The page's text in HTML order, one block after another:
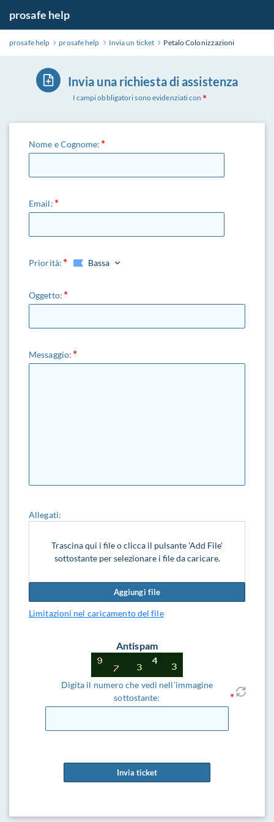
prosafe help
prosafe help prosafe help Invia un ticket Petalo Colonizzazioni
Invia una richiesta di assistenza
I campi obbligatori sono evidenziati con
Nome e Cognome:
Email:
Priorità: Bassa
Oggetto:
Messaggio:
Allegati:
Trascina qui i file o clicca il pulsante 'Add File'
sottostante per selezionare i file da caricare.
Aggiungi file
Limitazioni nel caricamento del file
Antispam
Digita il numero che vedi nell'immagine
sottostante:
Invia ticket